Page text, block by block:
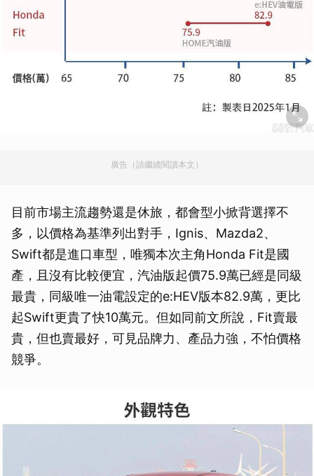
廣告（請繼續閱讀本文）
目前市場主流趨勢還是休旅，都會型小掀背選擇不
多，以價格為基準列出對手，Ignis、Mazda2、
Swift都是進口車型，唯獨本次主角Honda Fit是國
產，且沒有比較便宜，汽油版起價75.9萬已經是同級
最貴，同級唯一油電設定的e:HEV版本82.9萬，更比
起Swift更貴了快10萬元。但如同前文所說，Fit賣最
貴，但也賣最好，可見品牌力、產品力強，不怕價格
競爭。